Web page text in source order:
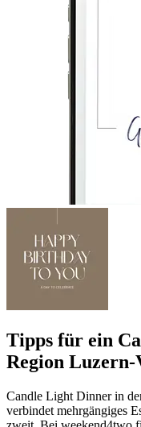
Tipps für ein
Region Luzern-
Candle Light Dinner in
verbindet mehrgängiges